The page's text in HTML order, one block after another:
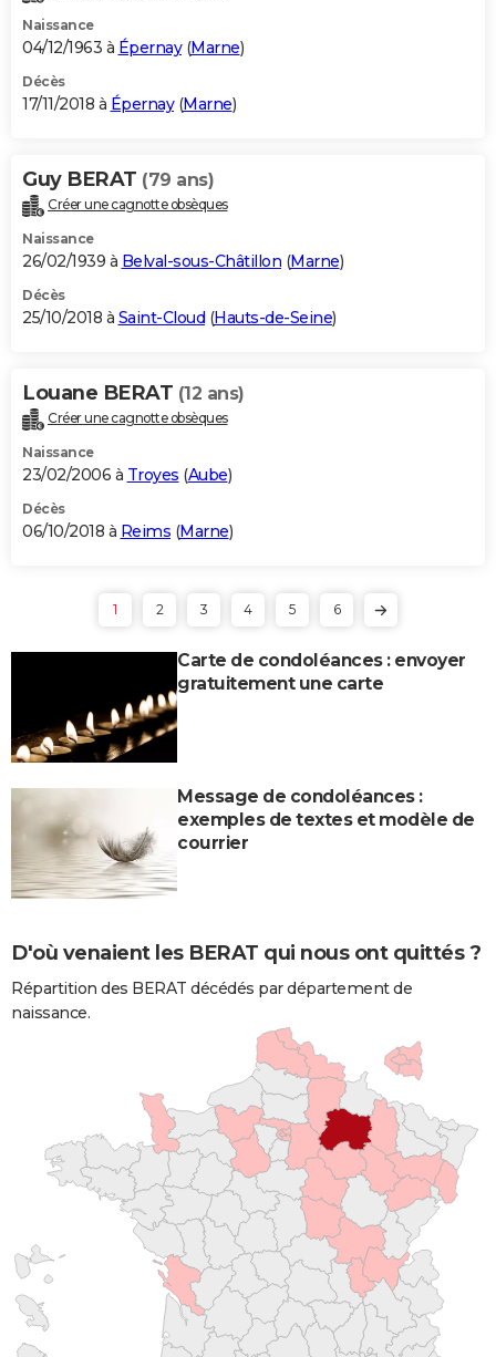
Naissance
04/12/1963 à Épernay(Marne)
Décès
17/11/2018 à Épernay(Marne)
Guy BERAT (79 ans)
Créer une cagnotte obsèques
Naissance
26/02/1939 à Belval-sous-Châtillon (Marne)
Décès
25/10/2018 à Saint-Cloud (Hauts-de-Seine)
Louane BERAT (12 ans)
Créer une cagnotte obsèques
Naissance
23/02/2006 à Troyes (Aube)
Décès
06/10/2018 à Reims (Marne)
1 2 3 4 5 6
Carte de condoléances : envoyer
gratuitement une carte
Message de condoléances :
exemples de textes et modèle de
courrier
D'où venaient les BERAT qui nous ont quittés ?
Répartition des BERAT décédés par département de
naissance.